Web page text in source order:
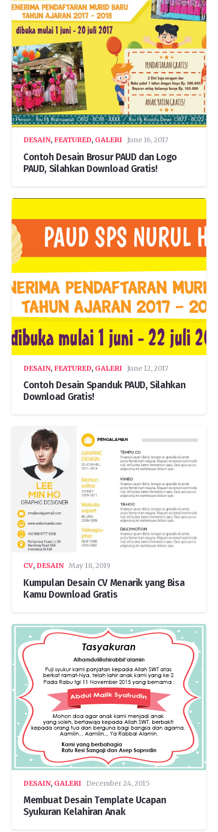
DESAIN,FEATURED, GALERI June 16, 2017
Contoh Desain Brosur PAUD dan Logo
PAUD, Silahkan Download Gratis!
DESAIN,FEATURED, GALERI June 12, 2017
Contoh Desain Spanduk PAUD, Silahkan
Download Gratis!
CV, DESAIN May 18, 2019
Kumpulan Desain CV Menarik yang Bisa
Kamu Download Gratis
DESAIN, GALERI December 24, 2015
Membuat Desain Template Ucapan
Syukuran Kelahiran Anak